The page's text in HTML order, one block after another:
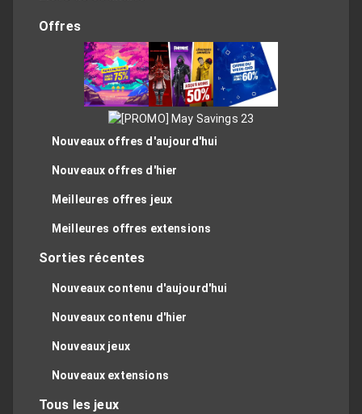
Offres
Nouveaux offres d'aujourd'hui
Nouveaux offres d'hier
Meilleures offres jeux
Meilleures offres extensions
Sorties récentes
Nouveaux contenu d'aujourd'hui
Nouveaux contenu d'hier
Nouveaux jeux
Nouveaux extensions
Tous les jeux